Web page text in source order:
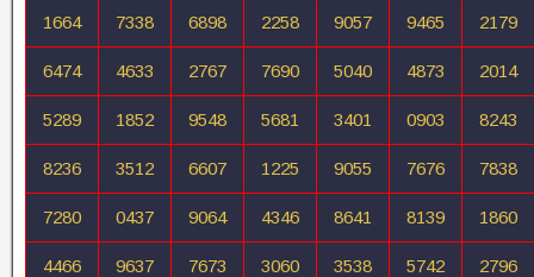
1664 7338 6898 2258 9057 9465 2179
6474 4633 2767 7690 5040 4873 2014
5289 1852 9548 5681 3401 0903 8243
8236 3512 6607 1225 9055 7676 7838
7280 0437 9064 4346 8641 8139 1860
4466 9637 7673 3060 3538 5742 2796